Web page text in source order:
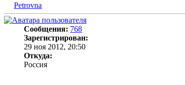
Petrovna
Сообщения: 768
Зарегистрирован:
29 ноя 2012, 20:50
Откуда:
Россия